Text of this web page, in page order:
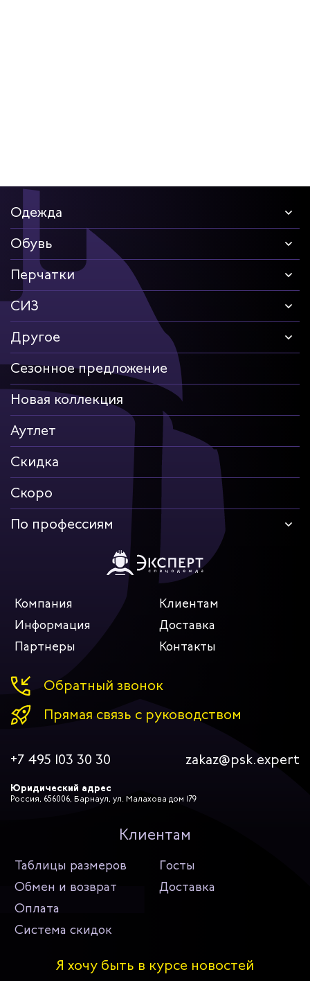
Одежда
Обувь
Перчатки
СИЗ
Другое
Сезонное предложение
Новая коллекция
Аутлет
Скидка
Скоро
По профессиям
Компания
Клиентам
Информация
Доставка
Партнеры
Контакты
Обратный звонок
Прямая связь с руководством
+7 495 103 30 30 zakaz@psk.expert
Юридический адрес
Россия, 656006, Барнаул, ул. Малахова дом 179
Клиентам
Таблицы размеров
Госты
Обмен и возврат
Доставка
Оплата
Система скидок
Я хочу быть в курсе новостей